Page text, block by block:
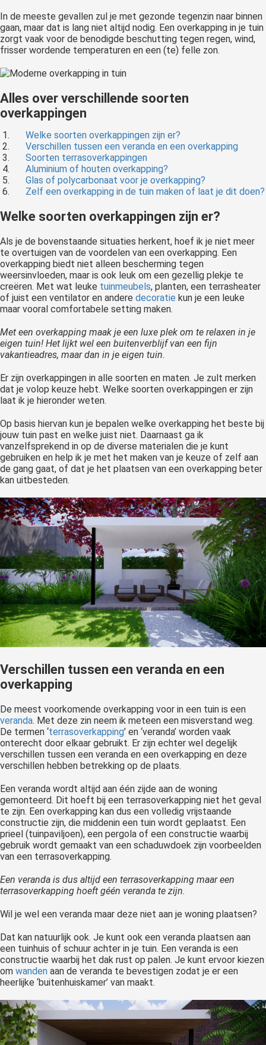
In de meeste gevallen zul je met gezonde tegenzin naar binnen
gaan, maar dat is lang niet altijd nodig. Een overkapping in je tuin
zorgt vaak voor de benodigde beschutting tegen regen, wind,
frisser wordende temperaturen en een (te) felle zon.
Alles over verschillende soorten
overkappingen
Welke soorten overkappingen zijn er?
Verschillen tussen een veranda en een overkapping
Soorten terrasoverkappingen
Aluminium of houten overkapping?
Glas of polycarbonaat voor je overkapping?
Zelf een overkapping in de tuin maken of laat je dit doen?
Welke soorten overkappingen zijn er?
Als je de bovenstaande situaties herkent, hoef ik je niet meer
te overtuigen van de voordelen van een overkapping. Een
overkapping biedt niet alleen bescherming tegen
weersinvloeden, maar is ook leuk om een gezellig plekje te
creëren. Met wat leuke tuinmeubels, planten, een terrasheater
of juist een ventilator en andere decoratie kun je een leuke
maar vooral comfortabele setting maken.
Met een overkapping maak je een luxe plek om te relaxen in je
eigen tuin! Het lijkt wel een buitenverblijf van een fijn
vakantieadres, maar dan in je eigen tuin.
Er zijn overkappingen in alle soorten en maten. Je zult merken
dat je volop keuze hebt. Welke soorten overkappingen er zijn
laat ik je hieronder weten.
Op basis hiervan kun je bepalen welke overkapping het beste bij
jouw tuin past en welke juist niet. Daarnaast ga ik
vanzelfsprekend in op de diverse materialen die je kunt
gebruiken en help ik je met het maken van je keuze of zelf aan
de gang gaat, of dat je het plaatsen van een overkapping beter
kan uitbesteden.
Verschillen tussen een veranda en een
overkapping
De meest voorkomende overkapping voor in een tuin is een
veranda. Met deze zin neem ik meteen een misverstand weg.
De termen ‘terrasoverkapping’ en ‘veranda’ worden vaak
onterecht door elkaar gebruikt. Er zijn echter wel degelijk
verschillen tussen een veranda en een overkapping en deze
verschillen hebben betrekking op de plaats.
Een veranda wordt altijd aan één zijde aan de woning
gemonteerd. Dit hoeft bij een terrasoverkapping niet het geval
te zijn. Een overkapping kan dus een volledig vrijstaande
constructie zijn, die middenin een tuin wordt geplaatst. Een
prieel (tuinpaviljoen), een pergola of een constructie waarbij
gebruik wordt gemaakt van een schaduwdoek zijn voorbeelden
van een terrasoverkapping.
Een veranda is dus altijd een terrasoverkapping maar een
terrasoverkapping hoeft géén veranda te zijn.
Wil je wel een veranda maar deze niet aan je woning plaatsen?
Dat kan natuurlijk ook. Je kunt ook een veranda plaatsen aan
een tuinhuis of schuur achter in je tuin. Een veranda is een
constructie waarbij het dak rust op palen. Je kunt ervoor kiezen
om wanden aan de veranda te bevestigen zodat je er een
heerlijke ‘buitenhuiskamer’ van maakt.